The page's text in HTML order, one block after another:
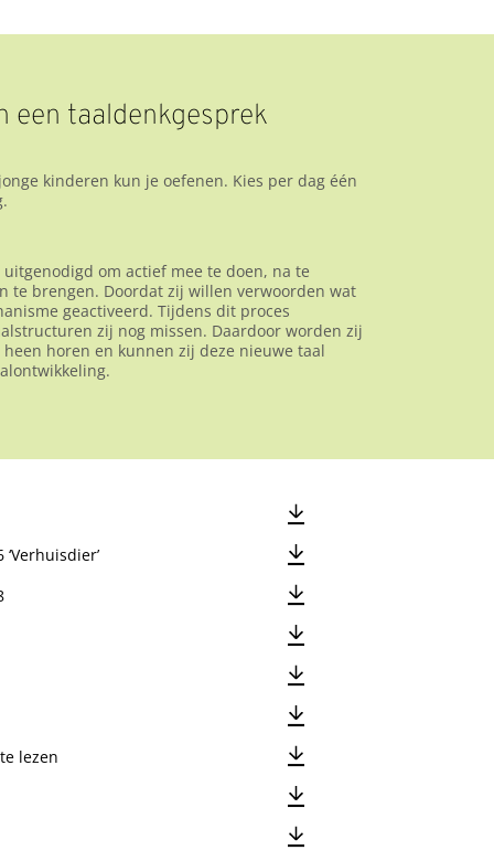
een taaldenkgesprek
kinderen kun je oefenen. Kies per dag één
om actief mee te doen, na te
te brengen. Doordat zij willen verwoorden wat
geactiveerd. Tijdens dit proces
zij nog missen. Daardoor worden zij
horen en kunnen zij deze nieuwe taal
lezen